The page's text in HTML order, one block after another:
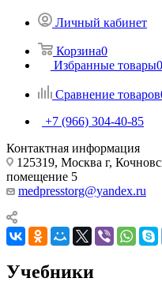
Личный кабинет
Корзина0
Избранные товары0
Сравнение товаров
+7 (966) 304-40-85
Контактная информация
125319, Москва г,
помещение 5
medpresstorg@yandex.ru
Учебники